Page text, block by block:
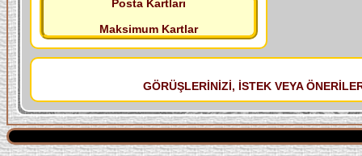
Posta Kartları
Maksimum Kartlar
GÖRÜŞLERİNİZİ, İSTEK VEYA